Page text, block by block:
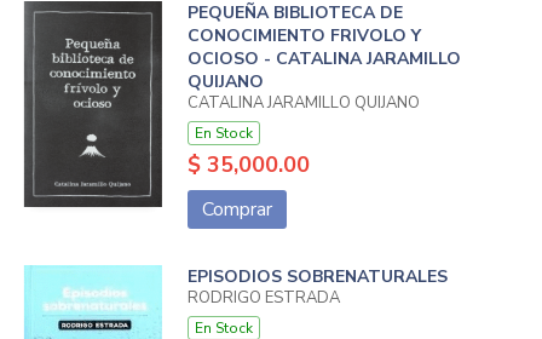
PEQUEÑA BIBLIOTECA DE
CONOCIMIENTO FRIVOLO Y
OCIOSO - CATALINA JARAMILLO
QUIJANO
CATALINA JARAMILLO QUIJANO
En Stock
$ 35,000.00
Comprar
EPISODIOS SOBRENATURALES
RODRIGO ESTRADA
En Stock